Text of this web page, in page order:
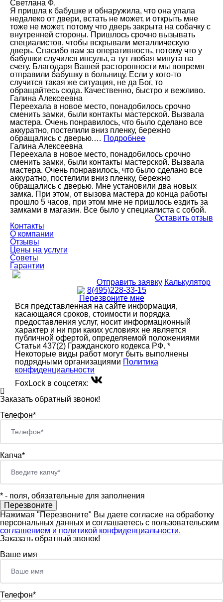
Светлана Ф.
Я пришла к бабушке и обнаружила, что она упала
недалеко от двери, встать не может, и открыть мне
тоже не может, потому что дверь закрыта на собачку с
внутренней стороны. Пришлось срочно вызывать
специалистов, чтобы вскрывали металлическую
дверь. Спасибо вам за оперативность, потому что у
бабушки случился инсульт, а тут любая минута на
счету. Благодаря Вашей расторопности мы вовремя
отправили бабушку в больницу. Если у кого-то
случится такая же ситуация, не да Бог, то
обращайтесь сюда. Качественно, быстро и вежливо.
Галина Алексеевна
Переехала в новое место, понадобилось срочно
сменить замки, были контакты мастерской. Вызвала
мастера. Очень понравилось, что было сделано все
аккуратно, постелили вниз пленку, бережно
обращались с дверью.… Подробнее
Галина Алексеевна
Переехала в новое место, понадобилось срочно
сменить замки, были контакты мастерской. Вызвала
мастера. Очень понравилось, что было сделано все
аккуратно, постелили вниз пленку, бережно
обращались с дверью. Мне установили два новых
замка. При этом, от вызова мастера до конца работы
прошло 5 часов, при этом мне не пришлось ездить за
замками в магазин. Все было у специалиста с собой.
Оставить отзыв
Контакты
О компании
Отзывы
Цены на услуги
Советы
Гарантии
Отправить заявку Калькулятор
8(495)228-33-15
Перезвоните мне
Вся представленная на сайте информация,
касающаяся сроков, стоимости и порядка
предоставления услуг, носит информационный
характер и ни при каких условиях не является
публичной офертой, определяемой положениями
Статьи 437(2) Гражданского кодекса РФ. *
Некоторые виды работ могут быть выполнены
подрядными организациями Политика
конфиденциальности
FoxLock в соцсетях:
Заказать обратный звонок!
Телефон*
Капча*
* - поля, обязательные для заполнения
Нажимая "Перезвоните" Вы даете согласие на обработку
персональных данных и соглашаетесь c пользовательским
соглашением и политикой конфиденциальности.
Заказать обратный звонок!
Ваше имя
Телефон*